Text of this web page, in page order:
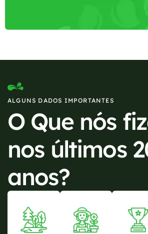
ALGUNS DADOS IMPORTANTES
O Que nós
nos últimos
anos?